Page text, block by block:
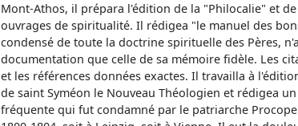
Mont-Athos, il prépara l'édition de la "Philocalie" et
ouvrages de spiritualité. Il rédigea "le manuel des
condensé de toute la doctrine spirituelle des Pères,
documentation que celle de sa mémoire fidèle. Les
et les références données exactes. Il travailla à
de saint Syméon le Nouveau Théologien et rédigea
fréquente qui fut condamné par le patriarche